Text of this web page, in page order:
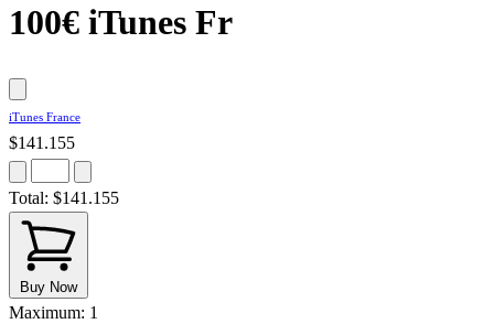
100€ iTunes Fr
iTunes France
$141.155
Total: $141.155
Buy Now
Maximum: 1